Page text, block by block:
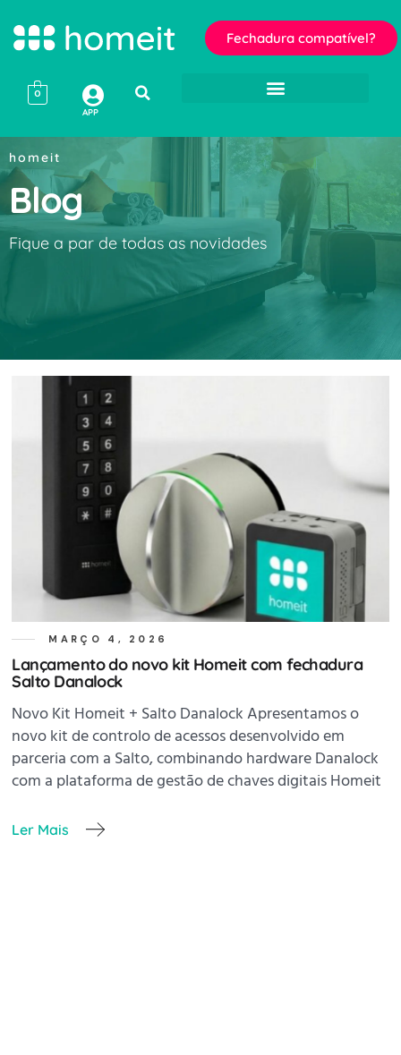
Fechadura compatível?
0
APP
homeit
Blog
Fique a par de todas as novidades
MARÇO 4, 2026
Lançamento do novo kit Homeit com fechadura
Salto Danalock
Novo Kit Homeit + Salto Danalock Apresentamos o
novo kit de controlo de acessos desenvolvido em
parceria com a Salto, combinando hardware Danalock
com a plataforma de gestão de chaves digitais Homeit
Ler Mais